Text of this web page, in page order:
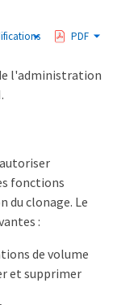
PDF
l'administration
fonctions
du clonage. Le
:
de volume
et supprimer